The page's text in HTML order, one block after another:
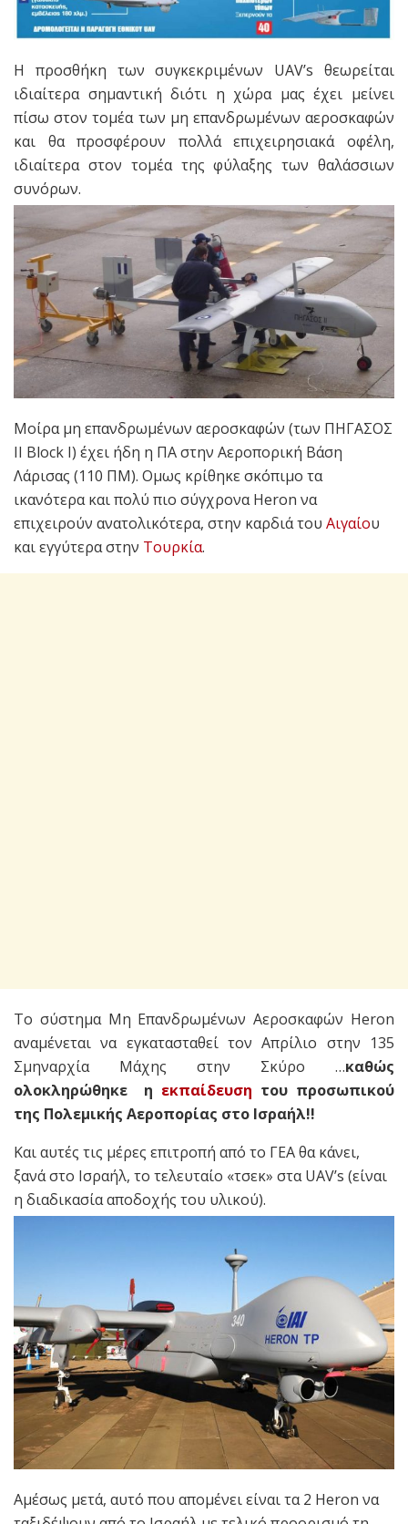
Η προσθήκη των συγκεκριμένων UAV’s θεωρείται
ιδιαίτερα σημαντική διότι η χώρα μας έχει μείνει
πίσω στον τομέα των μη επανδρωμένων αεροσκαφών
και θα προσφέρουν πολλά επιχειρησιακά οφέλη,
ιδιαίτερα στον τομέα της φύλαξης των θαλάσσιων
συνόρων.
Μοίρα μη επανδρωμένων αεροσκαφών (των ΠΗΓΑΣΟΣ
ΙΙ Block I) έχει ήδη η ΠΑ στην Αεροπορική Βάση
Λάρισας (110 ΠΜ). Ομως κρίθηκε σκόπιμο τα
ικανότερα και πολύ πιο σύγχρονα Heron να
επιχειρούν ανατολικότερα, στην καρδιά του Αιγαίου
και εγγύτερα στην Τουρκία.
Το σύστημα Μη Επανδρωμένων Αεροσκαφών Heron
αναμένεται να εγκατασταθεί τον Απρίλιο στην 135
Σμηναρχία Μάχης στην Σκύρο …καθώς
ολοκληρώθηκε η εκπαίδευση του προσωπικού
της Πολεμικής Αεροπορίας στο Ισραήλ!!
Και αυτές τις μέρες επιτροπή από το ΓΕΑ θα κάνει,
ξανά στο Ισραήλ, το τελευταίο «τσεκ» στα UAV’s (είναι
η διαδικασία αποδοχής του υλικού).
Αμέσως μετά, αυτό που απομένει είναι τα 2 Heron να